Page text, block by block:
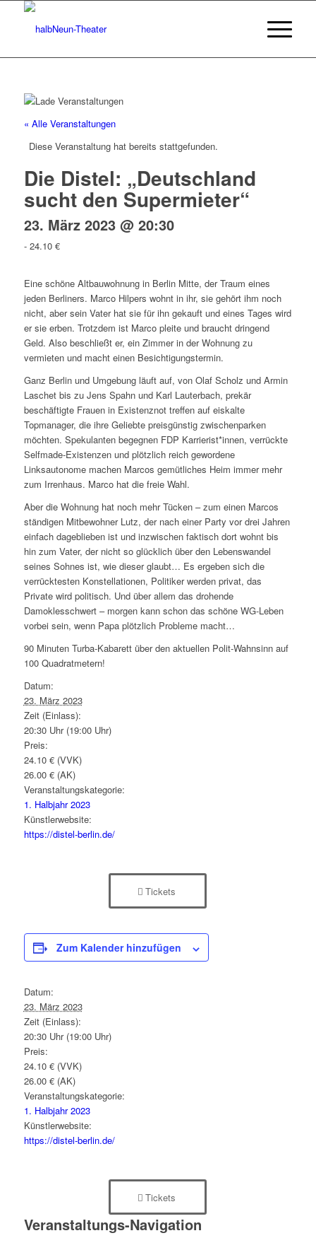
« Alle Veranstaltungen
Diese Veranstaltung hat bereits stattgefunden.
Die Distel: „Deutschland
sucht den Supermieter“
23. März 2023 @ 20:30
- 24.10 €
Eine schöne Altbauwohnung in Berlin Mitte, der Traum eines
jeden Berliners. Marco Hilpers wohnt in ihr, sie gehört ihm noch
nicht, aber sein Vater hat sie für ihn gekauft und eines Tages wird
er sie erben. Trotzdem ist Marco pleite und braucht dringend
Geld. Also beschließt er, ein Zimmer in der Wohnung zu
vermieten und macht einen Besichtigungstermin.
Ganz Berlin und Umgebung läuft auf, von Olaf Scholz und Armin
Laschet bis zu Jens Spahn und Karl Lauterbach, prekär
beschäftigte Frauen in Existenznot treffen auf eiskalte
Topmanager, die ihre Geliebte preisgünstig zwischenparken
möchten. Spekulanten begegnen FDP Karrierist*innen, verrückte
Selfmade-Existenzen und plötzlich reich gewordene
Linksautonome machen Marcos gemütliches Heim immer mehr
zum Irrenhaus. Marco hat die freie Wahl.
Aber die Wohnung hat noch mehr Tücken – zum einen Marcos
ständigen Mitbewohner Lutz, der nach einer Party vor drei Jahren
einfach dageblieben ist und inzwischen faktisch dort wohnt bis
hin zum Vater, der nicht so glücklich über den Lebenswandel
seines Sohnes ist, wie dieser glaubt… Es ergeben sich die
verrücktesten Konstellationen, Politiker werden privat, das
Private wird politisch. Und über allem das drohende
Damoklesschwert – morgen kann schon das schöne WG-Leben
vorbei sein, wenn Papa plötzlich Probleme macht…
90 Minuten Turba-Kabarett über den aktuellen Polit-Wahnsinn auf
100 Quadratmetern!
Datum:
23. März 2023
Zeit (Einlass):
20:30 Uhr (19:00 Uhr)
Preis:
24.10 € (VVK)
26.00 € (AK)
Veranstaltungskategorie:
1. Halbjahr 2023
Künstlerwebsite:
https://distel-berlin.de/
Tickets
Zum Kalender hinzufügen
Datum:
23. März 2023
Zeit (Einlass):
20:30 Uhr (19:00 Uhr)
Preis:
24.10 € (VVK)
26.00 € (AK)
Veranstaltungskategorie:
1. Halbjahr 2023
Künstlerwebsite:
https://distel-berlin.de/
Tickets
Veranstaltungs-Navigation